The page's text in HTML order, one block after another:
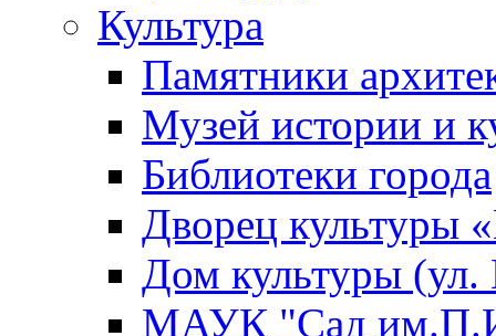
Культура
Памятники
Музей истории и
Библиотеки города
Дворец культуры
Дом культуры (ул.
МАУК "Сад